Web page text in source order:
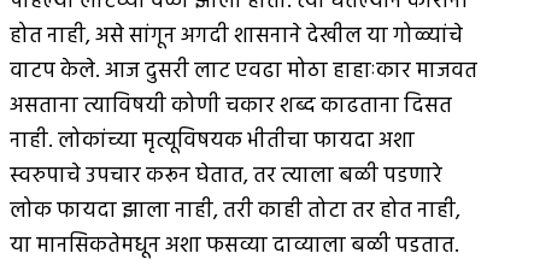
होत नाही, असे सांगून अगदी शासनाने देखील या गोळ्यांचे
वाटप केले. आज दुसरी लाट एवढा मोठा हाहाःकार माजवत
असताना त्याविषयी कोणी चकार शब्द काढताना दिसत
नाही. लोकांच्या मृत्यूविषयक भीतीचा फायदा अशा
स्वरुपाचे उपचार करून घेतात, तर त्याला बळी पडणारे
लोक फायदा झाला नाही, तरी काही तोटा तर होत नाही,
या मानसिकतेमधून अशा फसव्या दाव्याला बळी पडतात.